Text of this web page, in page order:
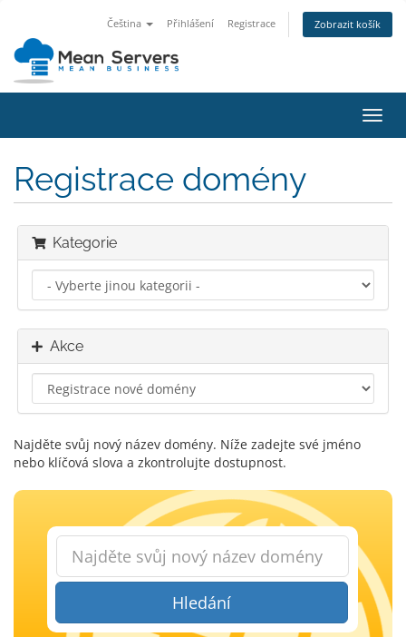
Čeština Přihlášení Registrace Zobrazit košík
Registrace domény
Kategorie
Akce
Najděte svůj nový název domény. Níže zadejte své jméno
nebo klíčová slova a zkontrolujte dostupnost.
Hledání